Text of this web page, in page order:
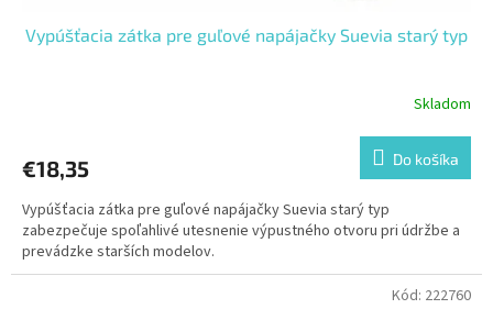
Vypúšťacia zátka pre guľové napájačky Suevia starý typ
Skladom
€18,35 Do košíka
Vypúšťacia zátka pre guľové napájačky Suevia starý typ
zabezpečuje spoľahlivé utesnenie výpustného otvoru pri údržbe a
prevádzke starších modelov.
Kód: 222760